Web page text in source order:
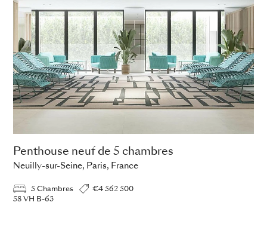
Penthouse neuf de 5 chambres
Neuilly-sur-Seine, Paris, France
5 Chambres
€4 562 500
58 VH B-63